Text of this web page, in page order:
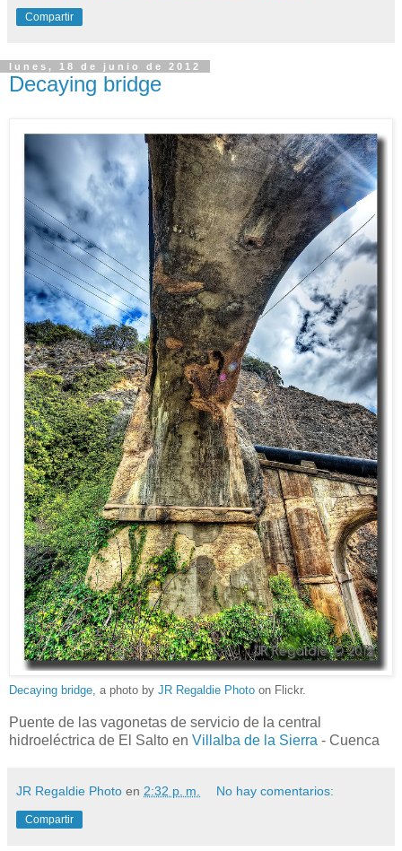
Compartir
lunes, 18 de junio de 2012
Decaying bridge
Decaying bridge, a photo by JR Regaldie Photo on Flickr.
Puente de las vagonetas de servicio de la central
hidroeléctrica de El Salto en Villalba de la Sierra - Cuenca
JR Regaldie Photo en 2:32 p. m. No hay comentarios:
Compartir